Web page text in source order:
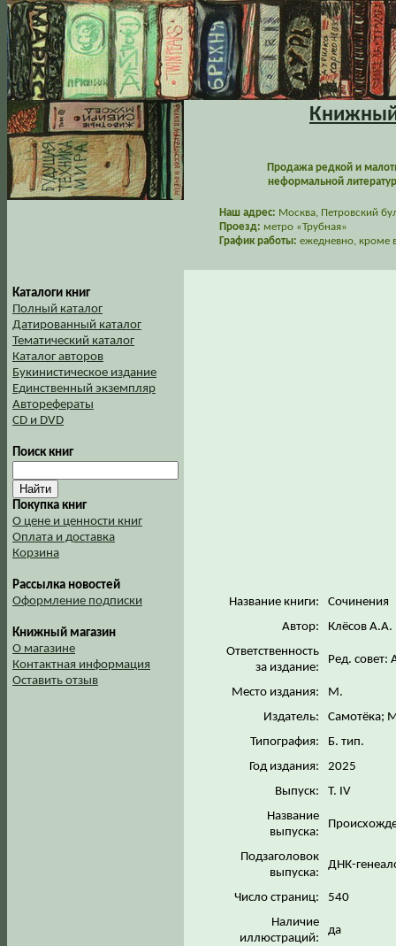
Книжный
Продажа редкой и
неформальной
Наш адрес: Москва, Петровский
Проезд: метро «Трубная»
График работы: ежедневно, кроме
Каталоги книг
Полный каталог
Датированный каталог
Тематический каталог
Каталог авторов
Букинистическое издание
Единственный экземпляр
Авторефераты
CD и DVD
Поиск книг
Покупка книг
О цене и ценности книг
Оплата и доставка
Корзина
Рассылка новостей
Оформление подписки
Книжный магазин
О магазине
Контактная информация
Оставить отзыв
Название книги:
Сочинения
Автор:
Клёсов А.А.
Ответственность
за издание:
Ред.
Место издания:
М.
Издатель:
Самотёка;
Типография:
Б. тип.
Год издания:
2025
Выпуск:
Т. IV
Название
выпуска:
Подзаголовок
выпуска:
ДНК-
Число страниц:
540
Наличие
иллюстраций:
да